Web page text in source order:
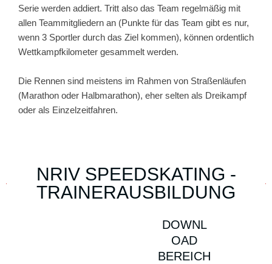
Serie werden addiert. Tritt also das Team regelmäßig mit
allen Teammitgliedern an (Punkte für das Team gibt es nur,
wenn 3 Sportler durch das Ziel kommen), können ordentlich
Wettkampfkilometer gesammelt werden.
Die Rennen sind meistens im Rahmen von Straßenläufen
(Marathon oder Halbmarathon), eher selten als Dreikampf
oder als Einzelzeitfahren.
NRIV SPEEDSKATING -
TRAINERAUSBILDUNG
DOWNL
OAD
BEREICH